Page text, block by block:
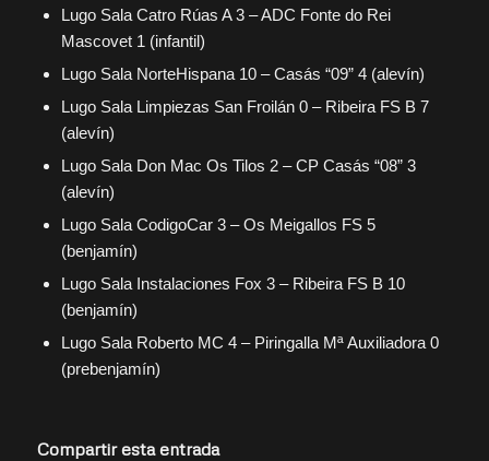
Lugo Sala Catro Rúas A 3 – ADC Fonte do Rei
Mascovet 1 (infantil)
Lugo Sala NorteHispana 10 – Casás “09” 4 (alevín)
Lugo Sala Limpiezas San Froilán 0 – Ribeira FS B 7
(alevín)
Lugo Sala Don Mac Os Tilos 2 – CP Casás “08” 3
(alevín)
Lugo Sala CodigoCar 3 – Os Meigallos FS 5
(benjamín)
Lugo Sala Instalaciones Fox 3 – Ribeira FS B 10
(benjamín)
Lugo Sala Roberto MC 4 – Piringalla Mª Auxiliadora 0
(prebenjamín)
Compartir esta entrada